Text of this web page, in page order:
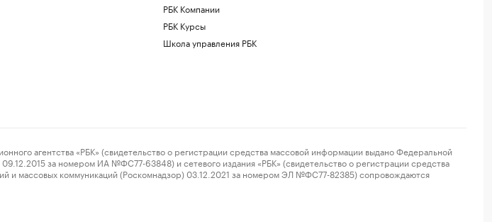
РБК Компании
РБК Курсы
Школа управления РБК
«РБК» (свидетельство о регистрации средства массовой информации выдано Федеральной
за номером ИА №ФС77-63848) и сетевого издания «РБК» (свидетельство о регистрации средства
и массовых коммуникаций (Роскомнадзор) 03.12.2021 за номером ЭЛ №ФС77-82385) сопровождаются